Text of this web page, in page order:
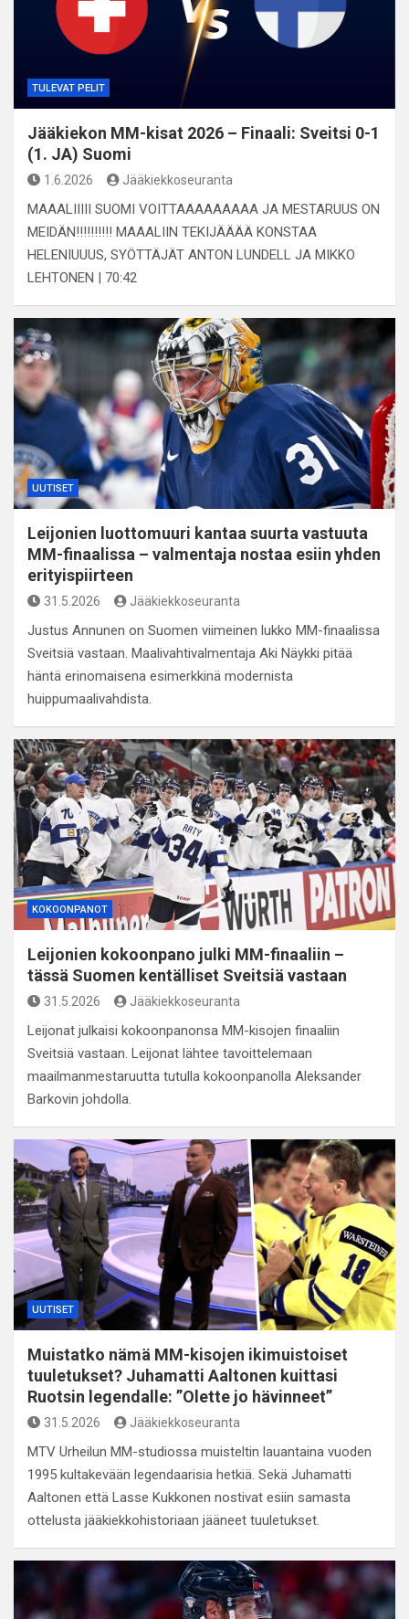
TULEVAT PELIT
Jääkiekon MM-kisat 2026 – Finaali: Sveitsi 0-1
(1. JA) Suomi
1.6.2026 Jääkiekkoseuranta
MAAALIIIII SUOMI VOITTAAAAAAAAA JA MESTARUUS ON
MEIDÄN!!!!!!!!!! MAAALIIN TEKIJÄÄÄÄ KONSTAA
HELENIUUUS, SYÖTTÄJÄT ANTON LUNDELL JA MIKKO
LEHTONEN | 70:42
UUTISET
Leijonien luottomuuri kantaa suurta vastuuta
MM-finaalissa – valmentaja nostaa esiin yhden
erityispiirteen
31.5.2026 Jääkiekkoseuranta
Justus Annunen on Suomen viimeinen lukko MM-finaalissa
Sveitsiä vastaan. Maalivahtivalmentaja Aki Näykki pitää
häntä erinomaisena esimerkkinä modernista
huippumaalivahdista.
KOKOONPANOT
Leijonien kokoonpano julki MM-finaaliin –
tässä Suomen kentälliset Sveitsiä vastaan
31.5.2026 Jääkiekkoseuranta
Leijonat julkaisi kokoonpanonsa MM-kisojen finaaliin
Sveitsiä vastaan. Leijonat lähtee tavoittelemaan
maailmanmestaruutta tutulla kokoonpanolla Aleksander
Barkovin johdolla.
UUTISET
Muistatko nämä MM-kisojen ikimuistoiset
tuuletukset? Juhamatti Aaltonen kuittasi
Ruotsin legendalle: ”Olette jo hävinneet”
31.5.2026 Jääkiekkoseuranta
MTV Urheilun MM-studiossa muisteltin lauantaina vuoden
1995 kultakevään legendaarisia hetkiä. Sekä Juhamatti
Aaltonen että Lasse Kukkonen nostivat esiin samasta
ottelusta jääkiekkohistoriaan jääneet tuuletukset.